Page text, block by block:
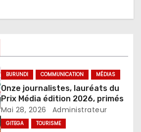
BURUNDI COMMUNICATION MÉDIAS
Onze journalistes, lauréats du
Prix Média édition 2026, primés
Mai 28, 2026 Administrateur
GITEGA TOURISME